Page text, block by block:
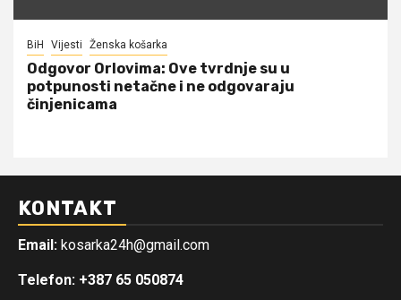
BiH Vijesti Ženska košarka
Odgovor Orlovima: ​Ove tvrdnje su u
potpunosti netačne i ne odgovaraju
činjenicama
KONTAKT
Email: kosarka24h@gmail.com
Telefon: +387 65 050874